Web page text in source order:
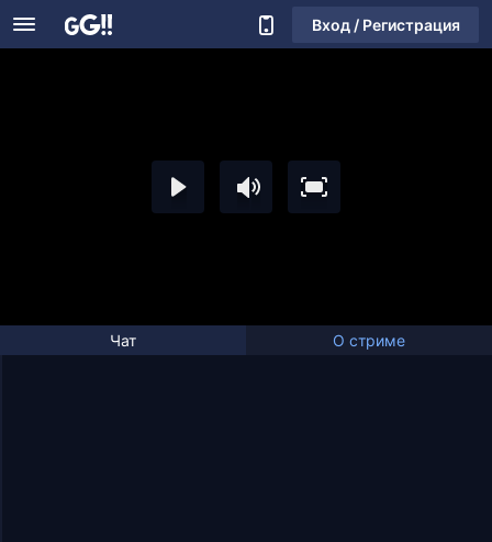
Вход / Регистрация
Чат О стриме